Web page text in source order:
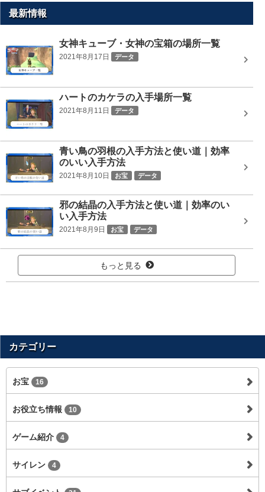
最新情報
女神キューブ・女神の宝箱の場所一覧
2021年8月17日 データ
ハートのカケラの入手場所一覧
2021年8月11日 データ
青い鳥の羽根の入手方法と使い道｜効率
のいい入手方法
2021年8月10日 お宝 データ
邪の結晶の入手方法と使い道｜効率のい
い入手方法
2021年8月9日 お宝 データ
もっと見る
カテゴリー
お宝 16
お役立ち情報 10
ゲーム紹介 4
サイレン 4